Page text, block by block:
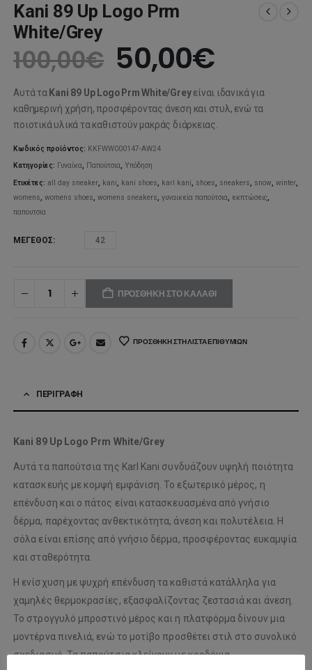
Kani 89 Up Logo Prm
White/Grey
100,00€ Original
price
was:
100,00€.
50,00€Η
τιμή
είναι:
Αυτά τα Kani 89 Up Logo Prm White/Greyείναι ιδανικά για
καθημερινή χρήση, προσφέροντας άνεση και στυλ, ενώ τα
ποιοτικά υλικά τα καθιστούν μακράς διάρκειας.
Κωδικός προϊόντος: KKFWW000147-AW24
Κατηγορίες: Γυναίκα, Παπούτσια, Υπόδηση
Ετικέτες:all day sneaker, kani, kani shoes, karl kani, shoes, sneakers, snow,winter,
womens,womens shoes,womens sneakers,γυναικεία παπούτσια, εκπτώσεις,
παπουτσια
ΜΈΓΕΘΟΣ 42
ΠΡΟΣΘΉΚΗ ΣΤΟ ΚΑΛΆΘΙ
ΠΡΟΣΘΉΚΗ ΣΤΗ ΛΊΣΤΑ ΕΠΙΘΥΜΙΏΝ
ΠΕΡΙΓΡΑΦΉ
Kani 89 Up Logo Prm White/Grey
Αυτά τα παπούτσια της Karl Kani συνδυάζουν υψηλή ποιότητα
κατασκευής με κομψή εμφάνιση. Το εξωτερικό μέρος, η
επένδυση και ο πάτος είναι κατασκευασμένα από γνήσιο
δέρμα, παρέχοντας ανθεκτικότητα, άνεση και πολυτέλεια. Η
σόλα είναι επίσης από γνήσιο δέρμα, προσφέροντας ευκαμψία
και σταθερότητα.
Η ενίσχυση με ψυχρή επένδυση τα καθιστά κατάλληλα για
χαμηλές θερμοκρασίες, εξασφαλίζοντας ζεστασιά και άνεση.
Το στρογγυλό μπροστινό μέρος και η πλατφόρμα δίνουν μια
μοντέρνα πινελιά, ενώ το μοτίβο προσθέτει στιλ στο συνολικό
σχεδιασμό. Τα παπούτσια κλείνουν με κορδόνια,